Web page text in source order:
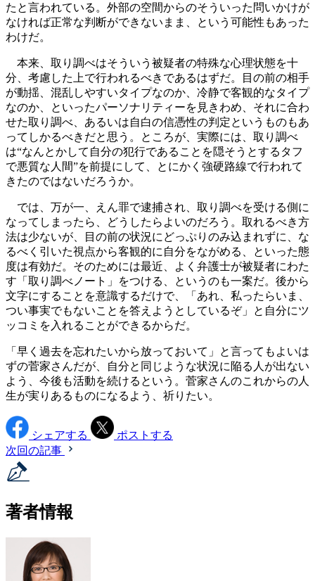
たと言われている。外部の空間からのそういった問いかけが
なければ正常な判断ができないまま、という可能性もあった
わけだ。
本来、取り調べはそういう被疑者の特殊な心理状態を十
分、考慮した上で行われるべきであるはずだ。目の前の相手
が動揺、混乱しやすいタイプなのか、冷静で客観的なタイプ
なのか、といったパーソナリティーを見きわめ、それに合わ
せた取り調べ、あるいは自白の信憑性の判定というものもあ
ってしかるべきだと思う。ところが、実際には、取り調べ
は“なんとかして自分の犯行であることを隠そうとするタフ
で悪質な人間”を前提にして、とにかく強硬路線で行われて
きたのではないだろうか。
では、万が一、えん罪で逮捕され、取り調べを受ける側に
なってしまったら、どうしたらよいのだろう。取れるべき方
法は少ないが、目の前の状況にどっぷりのみ込まれずに、な
るべく引いた視点から客観的に自分をながめる、といった態
度は有効だ。そのためには最近、よく弁護士が被疑者にわた
す「取り調べノート」をつける、というのも一案だ。後から
文字にすることを意識するだけで、「あれ、私ったらいま、
つい事実でもないことを答えようとしているぞ」と自分にツ
ッコミを入れることができるからだ。
「早く過去を忘れたいから放っておいて」と言ってもよいは
ずの菅家さんだが、自分と同じような状況に陥る人が出ない
よう、今後も活動を続けるという。菅家さんのこれからの人
生が実りあるものになるよう、祈りたい。
シェアする
ポストする
次回の記事
著者情報